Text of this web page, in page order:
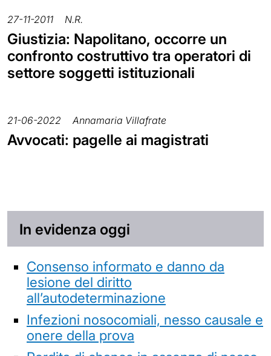
27-11-2011 N.R.
Giustizia: Napolitano, occorre un
confronto costruttivo tra operatori di
settore soggetti istituzionali
21-06-2022 Annamaria Villafrate
Avvocati: pagelle ai magistrati
In evidenza oggi
Consenso informato e danno da
lesione del diritto
all’autodeterminazione
Infezioni nosocomiali, nesso causale e
onere della prova